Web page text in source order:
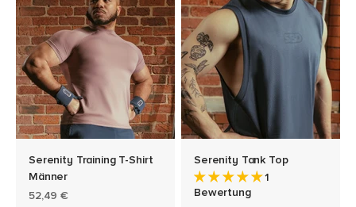
Serenity Training T-Shirt
Männer
Angebot
52,49 €
Serenity Tank Top
1
Bewertung